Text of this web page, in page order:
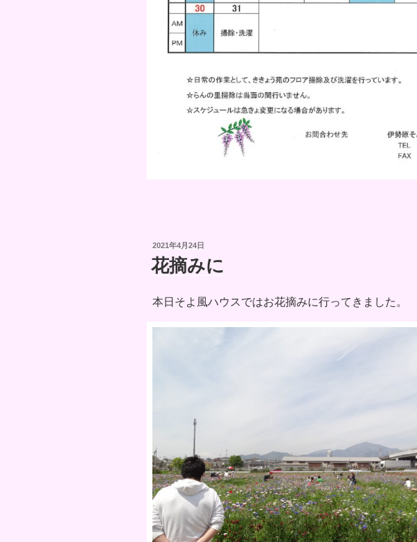
投
稿
日:
2021年4月24日
花摘みに
本日そよ風ハウスではお花摘みに行ってきました。